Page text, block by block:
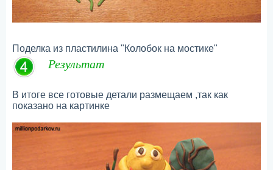
Поделка из пластилина "Колобок на мостике"
Результат
В итоге все готовые детали размещаем ,так как
показано на картинке